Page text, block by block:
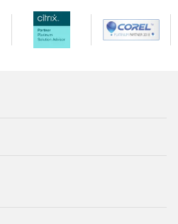
SQL Beautifier можно
используя набор правил и
системы.
с источником.